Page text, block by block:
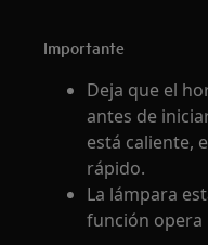
Importante
Deja que el
antes de
está caliente,
rápido.
La lámpara
función opera